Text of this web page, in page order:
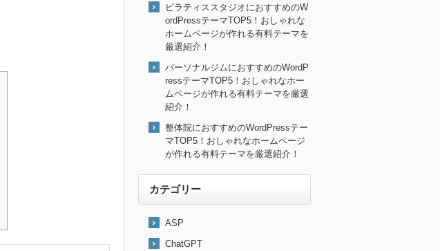
ピラティススタジオにおすすめのW
ordPressテーマTOP5！おしゃれな
ホームページが作れる有料テーマを
厳選紹介！
パーソナルジムにおすすめのWordP
ressテーマTOP5！おしゃれなホー
ムページが作れる有料テーマを厳選
紹介！
整体院におすすめのWordPressテー
マTOP5！おしゃれなホームページ
が作れる有料テーマを厳選紹介！
カテゴリー
ASP
ChatGPT